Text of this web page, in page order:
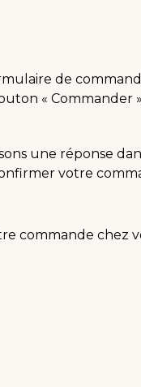
de
« Commander
une réponse
votre
commande chez